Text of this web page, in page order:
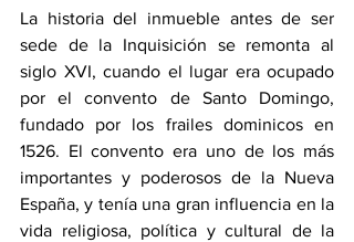
La historia del inmueble antes de ser
sede de la Inquisición se remonta al
siglo XVI, cuando el lugar era ocupado
por el convento de Santo Domingo,
fundado por los frailes dominicos en
1526. El convento era uno de los más
importantes y poderosos de la Nueva
España, y tenía una gran influencia en la
vida religiosa, política y cultural de la